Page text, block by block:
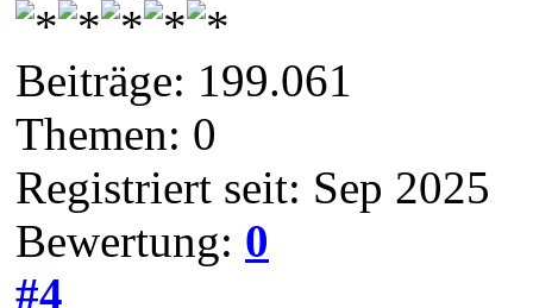
Beiträge: 199.061
Themen: 0
Registriert seit: Sep 2025
Bewertung: 0
#4